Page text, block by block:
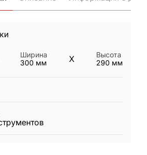
Ширина
300 мм X
Высота
290 мм